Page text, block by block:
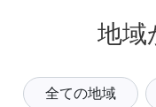
地域
全ての地域